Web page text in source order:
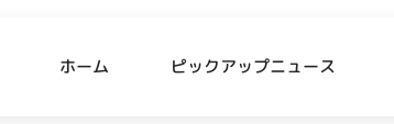
ホーム ピックアップニュース